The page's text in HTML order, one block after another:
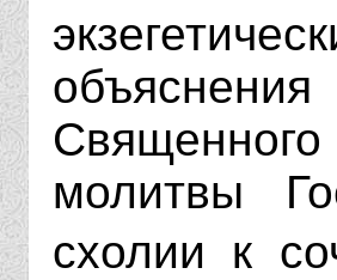
молитвы
схолии к